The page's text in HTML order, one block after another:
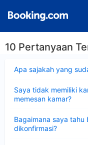
10 Pertanyaan
Apa sajakah yang
Saya tidak memiliki
memesan kamar?
Bagaimana saya tahu
dikonfirmasi?